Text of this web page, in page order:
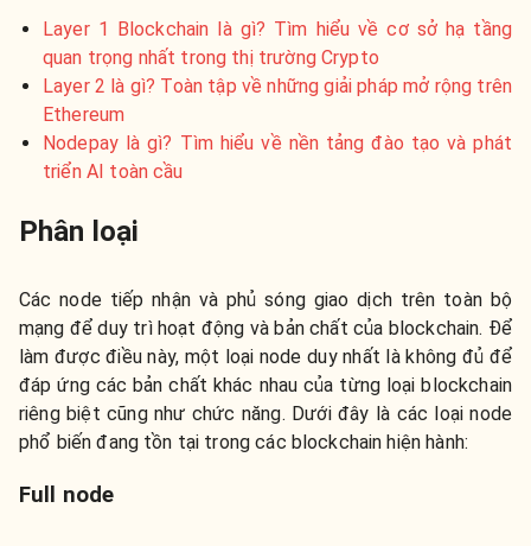
Layer 1 Blockchain là gì? Tìm hiểu về cơ sở hạ tầng
quan trọng nhất trong thị trường Crypto
Layer 2 là gì? Toàn tập về những giải pháp mở rộng trên
Ethereum
Nodepay là gì? Tìm hiểu về nền tảng đào tạo và phát
triển AI toàn cầu
Phân loại
Các node tiếp nhận và phủ sóng giao dịch trên toàn bộ
mạng để duy trì hoạt động và bản chất của blockchain. Để
làm được điều này, một loại node duy nhất là không đủ để
đáp ứng các bản chất khác nhau của từng loại blockchain
riêng biệt cũng như chức năng. Dưới đây là các loại node
phổ biến đang tồn tại trong các blockchain hiện hành:
Full node